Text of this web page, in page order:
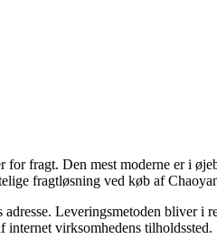
fragt. Den mest moderne er i
fragtløsning ved køb af
Leveringsmetoden bliver
virksomhedens tilholdssted.